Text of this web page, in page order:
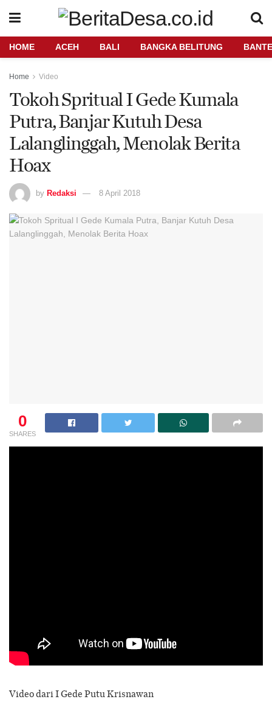
HOME ACEH BALI BANGKA BELITUNG
Home Video
Tokoh Spritual I Gede Kumala
Putra, Banjar Kutuh Desa
Lalanglinggah, Menolak Berita
Hoax
by Redaksi 8 April 2018
0
SHARES
Video dari I Gede Putu Krisnawan